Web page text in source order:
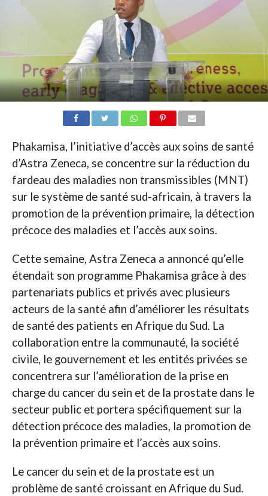
Phakamisa, l’initiative d’accès aux soins de santé
d’Astra Zeneca, se concentre sur la réduction du
fardeau des maladies non transmissibles (MNT)
sur le système de santé sud-africain, à travers la
promotion de la prévention primaire, la détection
précoce des maladies et l’accès aux soins.
Cette semaine, Astra Zeneca a annoncé qu’elle
étendait son programme Phakamisa grâce à des
partenariats publics et privés avec plusieurs
acteurs de la santé afin d’améliorer les résultats
de santé des patients en Afrique du Sud. La
collaboration entre la communauté, la société
civile, le gouvernement et les entités privées se
concentrera sur l’amélioration de la prise en
charge du cancer du sein et de la prostate dans le
secteur public et portera spécifiquement sur la
détection précoce des maladies, la promotion de
la prévention primaire et l’accès aux soins.
Le cancer du sein et de la prostate est un
problème de santé croissant en Afrique du Sud.